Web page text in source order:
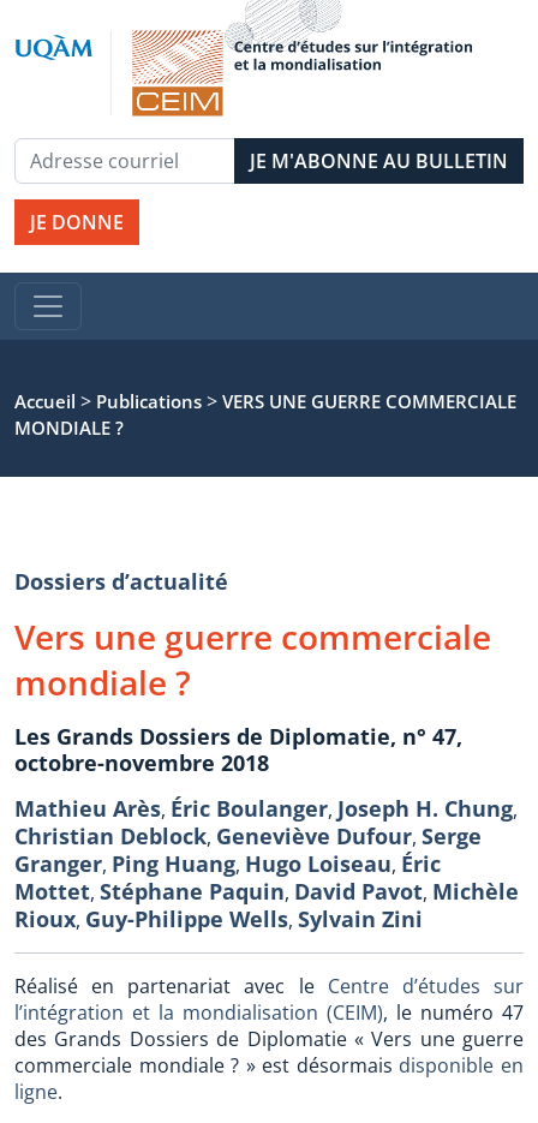
JE DONNE
Accueil > Publications > VERS UNE GUERRE COMMERCIALE
MONDIALE ?
Dossiers d’actualité
Vers une guerre commerciale
mondiale ?
Les Grands Dossiers de Diplomatie, n° 47,
octobre-novembre 2018
Mathieu Arès, Éric Boulanger, Joseph H. Chung,
Christian Deblock, Geneviève Dufour, Serge
Granger, Ping Huang, Hugo Loiseau, Éric
Mottet, Stéphane Paquin, David Pavot, Michèle
Rioux, Guy-Philippe Wells, Sylvain Zini
Réalisé en partenariat avec le Centre d’études sur
l’intégration et la mondialisation (CEIM), le numéro 47
des Grands Dossiers de Diplomatie « Vers une guerre
commerciale mondiale ? » est désormais disponible en
ligne.